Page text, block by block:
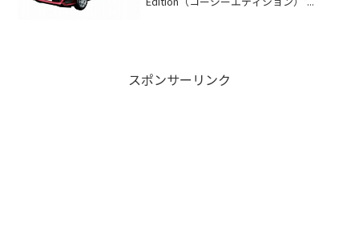
スポンサーリンク